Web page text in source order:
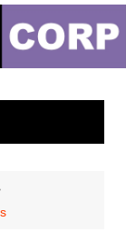
Corp –